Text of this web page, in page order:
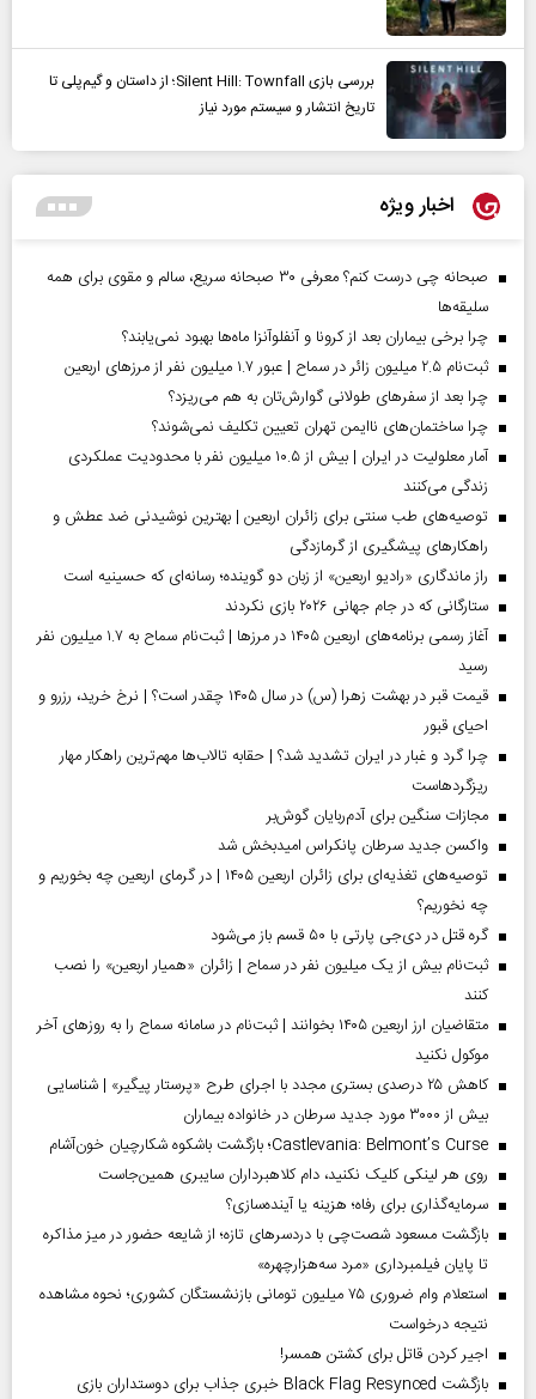
بررسی بازی Silent Hill: Townfall؛ از داستان و گیم‌پلی تا
تاریخ انتشار و سیستم مورد نیاز
اخبار ویژه
صبحانه چی درست کنم؟ معرفی ۳۰ صبحانه سریع، سالم و مقوی برای همه
سلیقه‌ها
چرا برخی بیماران بعد از کرونا و آنفلوآنزا ماه‌ها بهبود نمی‌یابند؟
ثبت‌نام ۲.۵ میلیون زائر در سماح | عبور ۱.۷ میلیون نفر از مرز‌های اربعین
چرا بعد از سفرهای طولانی گوارش‌تان به هم می‌ریزد؟
چرا ساختمان‌های ناایمن تهران تعیین تکلیف نمی‌شوند؟
آمار معلولیت در ایران | بیش از ۱۰.۵ میلیون نفر با محدودیت عملکردی
زندگی می‌کنند
توصیه‌های طب سنتی برای زائران اربعین | بهترین نوشیدنی ضد عطش و
راهکارهای پیشگیری از گرمازدگی
راز ماندگاری «رادیو اربعین» از زبان دو گوینده؛ رسانه‌ای که حسینیه است
ستارگانی که در جام جهانی ۲۰۲۶ بازی نکردند
آغاز رسمی برنامه‌های اربعین ۱۴۰۵ در مرز‌ها | ثبت‌نام سماح به ۱.۷ میلیون نفر
رسید
قیمت قبر در بهشت زهرا (س) در سال ۱۴۰۵ چقدر است؟ | نرخ خرید، رزرو و
احیای قبور
چرا گرد و غبار در ایران تشدید شد؟ | حقابه تالاب‌ها مهم‌ترین راهکار مهار
ریزگردهاست
مجازات سنگین برای آدم‌ربایان گوش‌بر
واکسن جدید سرطان پانکراس امیدبخش شد
توصیه‌های تغذیه‌ای برای زائران اربعین ۱۴۰۵ | در گرمای اربعین چه بخوریم و
چه نخوریم؟
گره قتل در دی‌جی پارتی با ۵۰ قسم باز می‌شود
ثبت‌نام بیش از یک میلیون نفر در سماح | زائران «همیار اربعین» را نصب
کنند
متقاضیان ارز اربعین ۱۴۰۵ بخوانند | ثبت‌نام در سامانه سماح را به روز‌های آخر
موکول نکنید
کاهش ۲۵ درصدی بستری مجدد با اجرای طرح «پرستار پیگیر» | شناسایی
بیش از ۳۰۰۰ مورد جدید سرطان در خانواده بیماران
Castlevania: Belmont’s Curse؛ بازگشت باشکوه شکارچیان خون‌آشام
روی هر لینکی کلیک نکنید، دام کلاهبرداران سایبری همین‌جاست
سرمایه‌گذاری برای رفاه؛ هزینه یا آینده‌سازی؟
بازگشت مسعود شصت‌چی با دردسر‌های تازه؛ از شایعه حضور در میز مذاکره
تا پایان فیلمبرداری «مرد سه‌هزارچهره»
استعلام وام ضروری ۷۵ میلیون تومانی بازنشستگان کشوری؛ نحوه مشاهده
نتیجه درخواست
اجیر کردن قاتل برای کشتن همسر!
بازگشت Black Flag Resynced خبری جذاب برای دوستداران بازی